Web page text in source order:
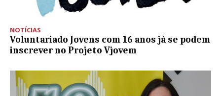
NOTÍCIAS
Voluntariado Jovens com 16 anos já se podem
inscrever no Projeto Vjovem